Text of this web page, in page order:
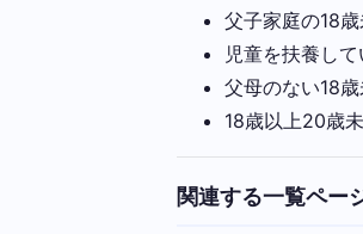
父子家庭の18
児童を扶養し
父母のない18
18歳以上20歳
関連する一覧ペー